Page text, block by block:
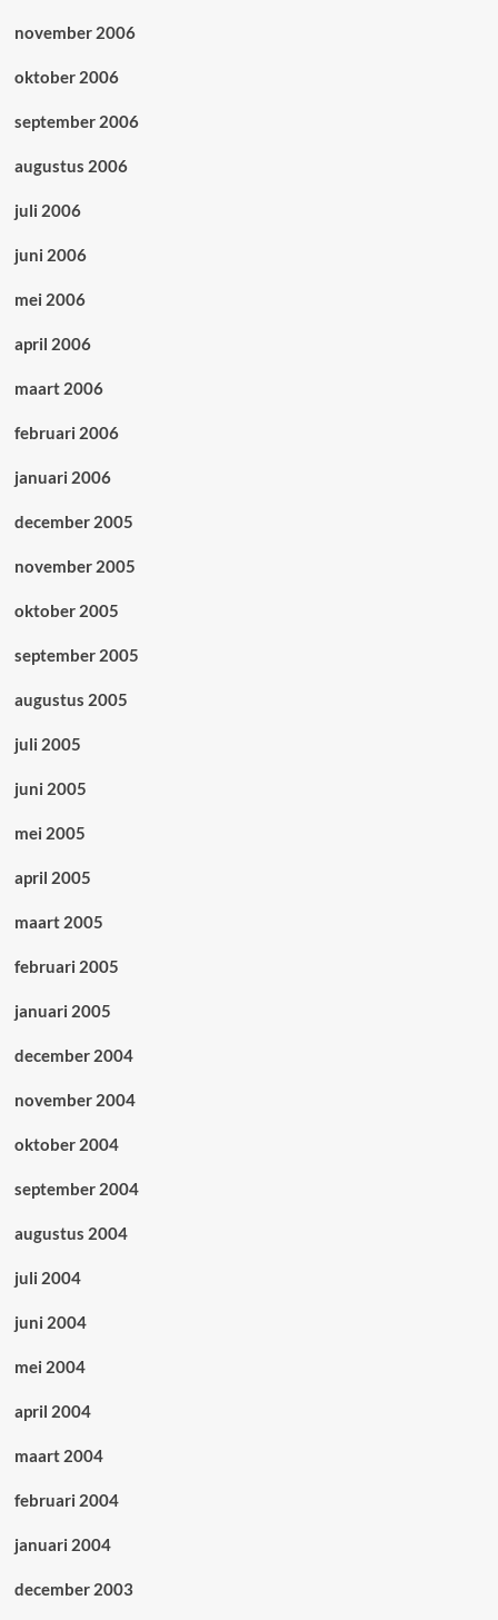
november 2006
oktober 2006
september 2006
augustus 2006
juli 2006
juni 2006
mei 2006
april 2006
maart 2006
februari 2006
januari 2006
december 2005
november 2005
oktober 2005
september 2005
augustus 2005
juli 2005
juni 2005
mei 2005
april 2005
maart 2005
februari 2005
januari 2005
december 2004
november 2004
oktober 2004
september 2004
augustus 2004
juli 2004
juni 2004
mei 2004
april 2004
maart 2004
februari 2004
januari 2004
december 2003